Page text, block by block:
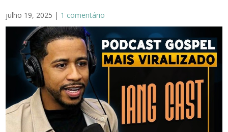
julho 19, 2025 | 1 comentário